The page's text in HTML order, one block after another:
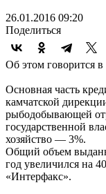
26.01.2016 09:20
Поделиться
Об этом говорится
Основная часть
камчатской
рыбодобывающей
государственной
хозяйство — 3%.
Общий объем
год увеличился на
«Интерфакс».